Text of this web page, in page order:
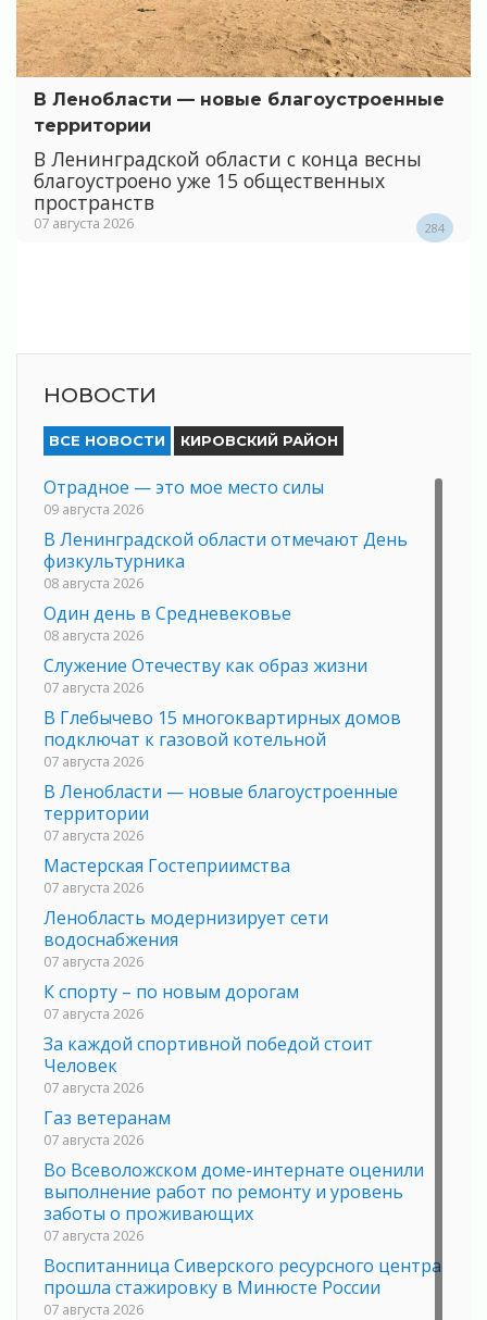
В Ленобласти — новые благоустроенные
территории
В Ленинградской области с конца весны
благоустроено уже 15 общественных
пространств
07 августа 2026 284
НОВОСТИ
ВСЕ НОВОСТИ КИРОВСКИЙ РАЙОН
Отрадное — это мое место силы
09 августа 2026
В Ленинградской области отмечают День
физкультурника
08 августа 2026
Один день в Средневековье
08 августа 2026
Служение Отечеству как образ жизни
07 августа 2026
В Глебычево 15 многоквартирных домов
подключат к газовой котельной
07 августа 2026
В Ленобласти — новые благоустроенные
территории
07 августа 2026
Мастерская Гостеприимства
07 августа 2026
Ленобласть модернизирует сети
водоснабжения
07 августа 2026
К спорту – по новым дорогам
07 августа 2026
За каждой спортивной победой стоит
Человек
07 августа 2026
Газ ветеранам
07 августа 2026
Во Всеволожском доме-интернате оценили
выполнение работ по ремонту и уровень
заботы о проживающих
07 августа 2026
Воспитанница Сиверского ресурсного центра
прошла стажировку в Минюсте России
07 августа 2026